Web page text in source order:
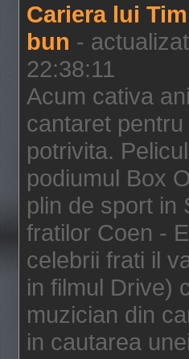
Cariera lui
bun -
22:38:11
Acum cativa
cantaret
potrivita.
podiumul Box
plin de sport in
fratilor Coen -
celebrii frati il
in filmul Drive)
muzician din
in cautarea